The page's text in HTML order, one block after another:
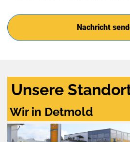
Nachricht
Unsere
Wir in Detmold